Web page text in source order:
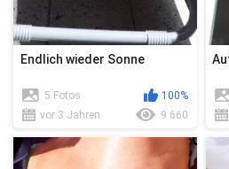
Endlich wieder Sonne
5 Fotos
100%
vor 3 Jahren
9 660